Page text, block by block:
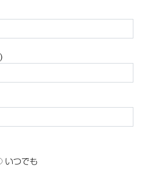
いつでも